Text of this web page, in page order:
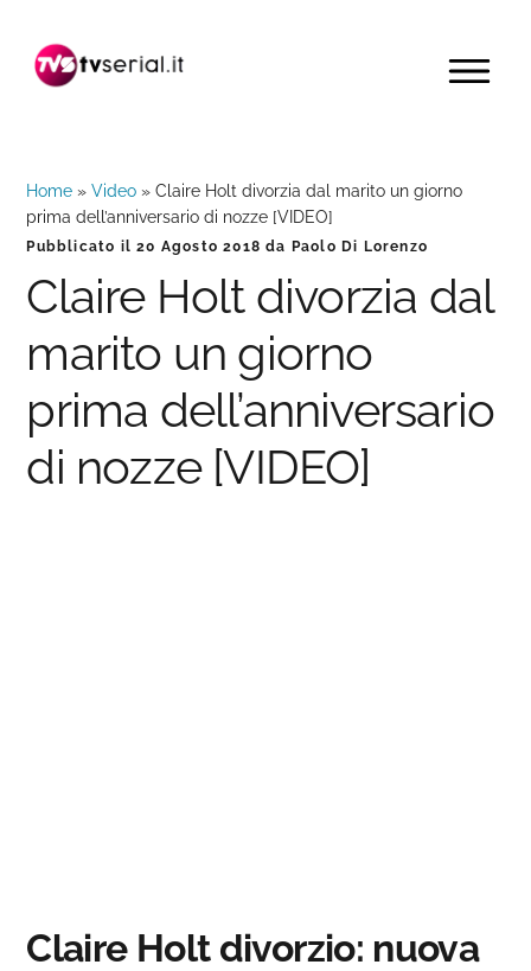
navigazione
contenuto
barra
MENU
Home »Video »Claire Holt divorzia dal marito un giorno
prima dell’anniversario di nozze [VIDEO]
Pubblicato il20 Agosto 2018 da Paolo Di Lorenzo
Claire Holt divorzia dal
marito un giorno
prima dell’anniversario
di nozze [VIDEO]
Claire Holt divorzio: nuova